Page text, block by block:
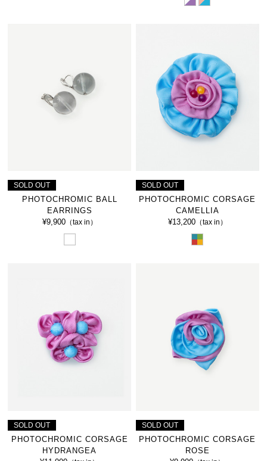
SOLD OUT
PHOTOCHROMIC BALL
EARRINGS
¥9,900（tax in）
SOLD OUT
PHOTOCHROMIC CORSAGE
CAMELLIA
¥13,200（tax in）
SOLD OUT
PHOTOCHROMIC CORSAGE
HYDRANGEA
SOLD OUT
PHOTOCHROMIC CORSAGE
ROSE